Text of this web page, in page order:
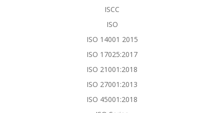
ISCC
ISO
ISO 14001 2015
ISO 17025:2017
ISO 21001:2018
ISO 27001:2013
ISO 45001:2018